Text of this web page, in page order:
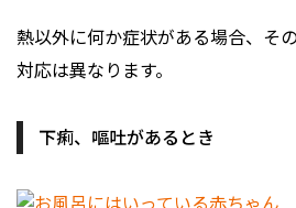
熱以外に何か症状がある場合、そ
対応は異なります。
下痢、嘔吐があるとき